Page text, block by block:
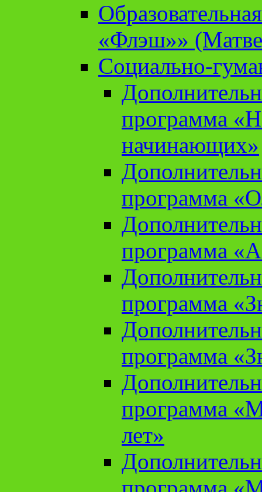
«Флэш»»
Социально-
программа
начинающих»
программа
программа
программа
программа
программа
лет»